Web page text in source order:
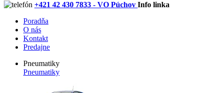
+421 42 430 7833 - VO Púchov Info linka
Poradňa
O nás
Kontakt
Predajne
Pneumatiky
Pneumatiky